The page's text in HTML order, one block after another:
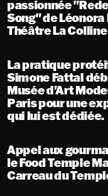
passionnée
Song" de Léonora
Théâtre La Colline
La pratique
Simone Fattal
Musée d'Art
Paris pour une
qui lui est dédiée.
Appel aux
le Food Temple
Carreau du